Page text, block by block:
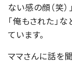
ない感の顔（笑）
「俺もされた」
ています。
ママさんに話を